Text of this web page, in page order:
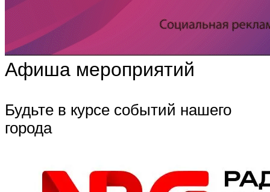
Афиша мероприятий
Будьте в курсе событий нашего
города